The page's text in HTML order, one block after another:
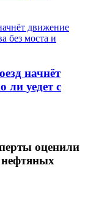
начнёт
ли уедет с
оценили